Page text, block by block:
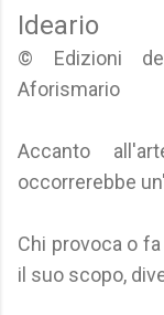
Ideario
© Edizioni
Aforismario
Accanto
occorrerebbe
Chi provoca o
il suo scopo,